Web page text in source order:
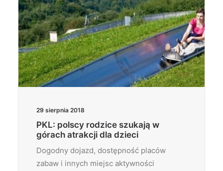
29 sierpnia 2018
PKL: polscy rodzice szukają w
górach atrakcji dla dzieci
Dogodny dojazd, dostępność placów
zabaw i innych miejsc aktywności